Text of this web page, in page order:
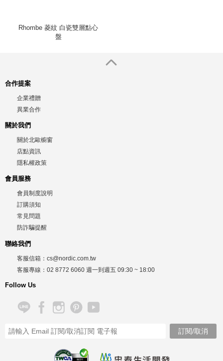
Rhombe 菱紋 白瓷雙層點心
盤
合作提案
企業禮贈
異業合作
關於我們
關於北歐櫥窗
店點資訊
隱私權政策
會員服務
會員制度說明
訂購須知
常見問題
防詐騙提醒
聯絡我們
客服信箱： cs@nordic.com.tw
客服專線： 02 8772 6060 週一到週五 09:30 ~ 18:00
Follow Us